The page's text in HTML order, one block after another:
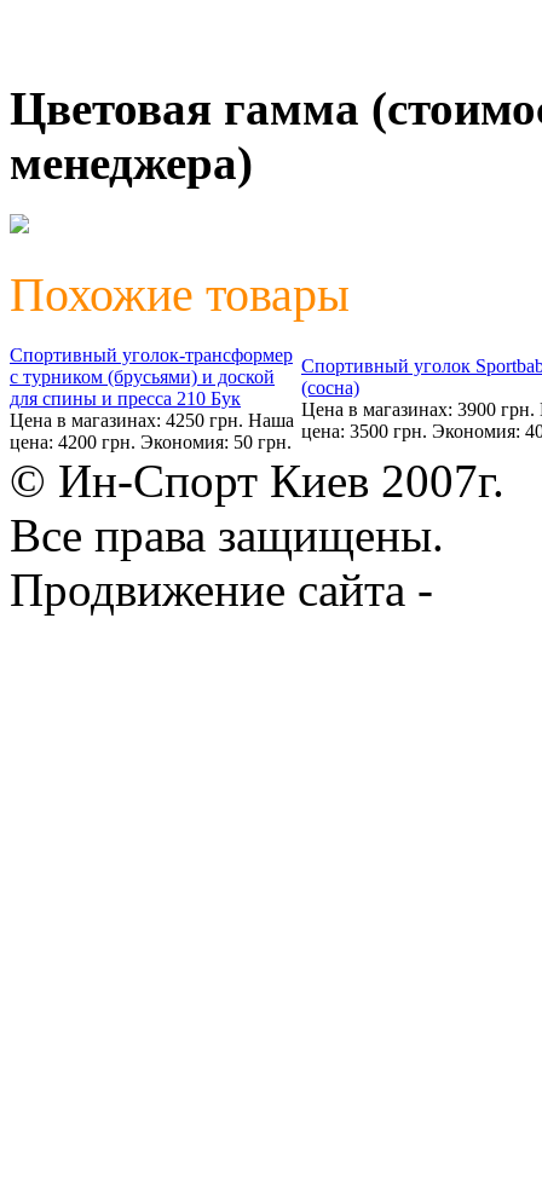
Цветовая гамма
менеджера)
Похожие товары
Спортивный уголок-трансформер
с турником (брусьями) и доской
для спины и пресса 210 Бук
Цена в магазинах: 4250 грн. Наша
цена: 4200 грн. Экономия: 50 грн.
Спортивный уголок
(сосна)
Цена в магазинах: 3900 грн.
цена: 3500 грн. Экономия:
© Ин-Спорт Киев 2007г.
Все права защищены.
Продвижение сайта -